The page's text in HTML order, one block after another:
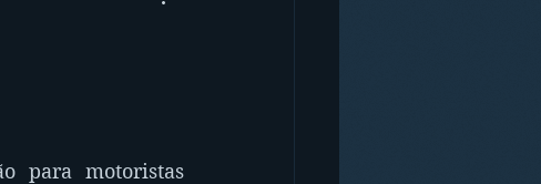
para motoristas